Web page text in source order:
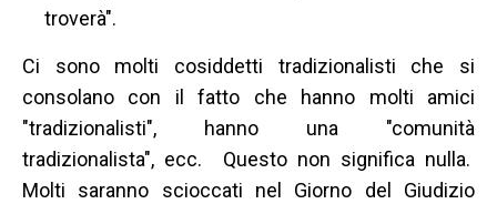
troverà".
Ci sono molti cosiddetti tradizionalisti che si
consolano con il fatto che hanno molti amici
"tradizionalisti", hanno una "comunità
tradizionalista", ecc. Questo non significa nulla.
Molti saranno scioccati nel Giorno del Giudizio